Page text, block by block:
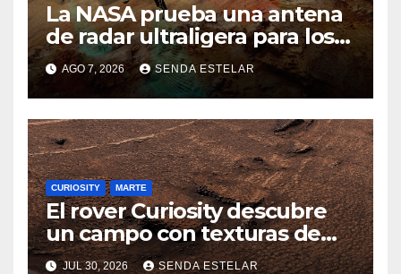
La NASA prueba una antena
de radar ultraligera para los
helicópteros SkyFall Mars
AGO 7, 2026 SENDA ESTELAR
CURIOSITY MARTE
El rover Curiosity descubre
un campo con texturas de
panal
JUL 30, 2026 SENDA ESTELAR